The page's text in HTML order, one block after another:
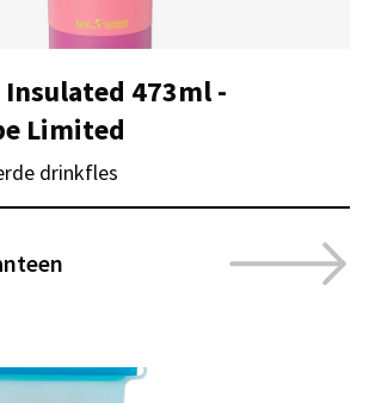
Insulated 473ml -
Limited
drinkfles